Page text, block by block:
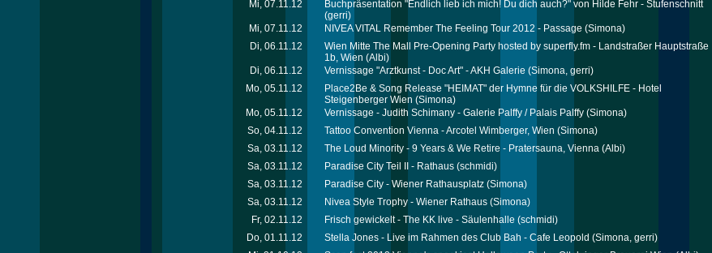
Mi, 07.11.12
Buchpräsentation "Endlich lieb ich mich! Du dich auch?" von Hilde Fehr - Stufenschnitt
(gerri)
Mi, 07.11.12 NIVEA VITAL Remember The Feeling Tour 2012 - Passage (Simona)
Di, 06.11.12
Wien Mitte The Mall Pre-Opening Party hosted by superfly.fm - Landstraßer Hauptstraße
1b, Wien (Albi)
Di, 06.11.12 Vernissage "Arztkunst - Doc Art" - AKH Galerie (Simona, gerri)
Mo, 05.11.12
Place2Be & Song Release "HEIMAT" der Hymne für die VOLKSHILFE - Hotel
Steigenberger Wien (Simona)
Mo, 05.11.12 Vernissage - Judith Schimany - Galerie Palffy / Palais Palffy (Simona)
So, 04.11.12
Tattoo Convention Vienna - Arcotel Wimberger, Wien (Simona)
Sa, 03.11.12
The Loud Minority - 9 Years & We Retire - Pratersauna, Vienna (Albi)
Sa, 03.11.12
Paradise City Teil II - Rathaus (schmidi)
Sa, 03.11.12
Paradise City - Wiener Rathausplatz (Simona)
Sa, 03.11.12
Nivea Style Trophy - Wiener Rathaus (Simona)
Fr, 02.11.12
Frisch gewickelt - The KK live - Säulenhalle (schmidi)
Do, 01.11.12
Stella Jones - Live im Rahmen des Club Bah - Cafe Leopold (Simona, gerri)